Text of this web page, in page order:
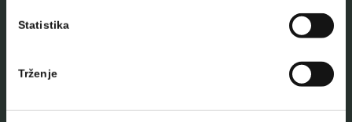
Statistika
Trženje